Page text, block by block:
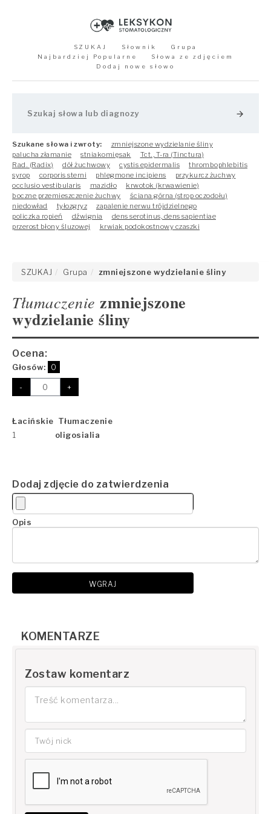
SZUKAJ Słownik
Grupa
Najbardziej Popularne
Słowa ze zdjęciem
Dodaj nowe słowo
arrow_forward
Szukane słowa i zwroty:
zmniejszone wydzielanie śliny
palucha złamanie
stniakomięsak
Tct., T-ra (Tinctura)
Rad. (Radix)
dół żuchwowy cystis epidermalis
thrombophlebitis
syrop
corporis sterni phlegmone incipiens
przykurcz żuchwy
occlusio vestibularis
mazidło
krwotok (krwawienie)
boczne przemieszczenie żuchwy
ściana górna (strop oczodołu)
niedowład
tyłozgryz
zapalenie nerwu trójdzielnego
policzka ropień
dźwignia
dens serotinus, dens sapientiae
przerost błony śluzowej
krwiak podokostnowy czaszki
SZUKAJ Grupa zmniejszone wydzielanie śliny
Tłumaczenie zmniejszone
wydzielanie śliny
Ocena:
Głosów: 0
- +
Łacińskie Tłumaczenie
1
oligosialia
Dodaj zdjęcie do zatwierdzenia
Opis
WGRAJ
KOMENTARZE
Zostaw komentarz